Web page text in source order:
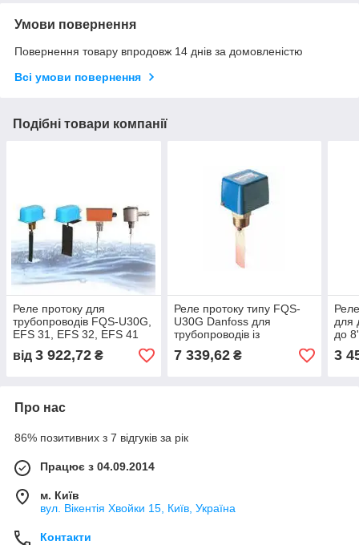
Умови повернення
Повернення товару впродовж 14 днів за домовленістю
Всі умови повернення
Подібні товари компанії
Реле протоку для
трубопроводів FQS-U30G,
EFS 31, EFS 32, EFS 41
від 3 922,72 ₴
Реле протоку типу FQS-
U30G Danfoss для
трубопроводів із
діаметрами від 1'' до 6''
7 339,62₴
для
до
3
Про нас
86% позитивних з 7 відгуків за рік
Працює з 04.09.2014
м. Київ
вул. Вікентія Хвойки 15, Київ, Україна
Контакти